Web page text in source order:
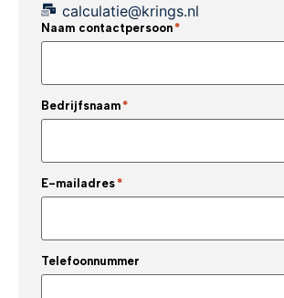
calculatie@krings.nl
Naam contactpersoon*
Bedrijfsnaam*
E-mailadres*
Telefoonnummer